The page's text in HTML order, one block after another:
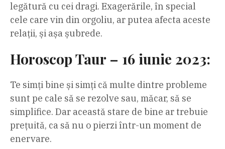
legătură cu cei dragi. Exagerările, în special
cele care vin din orgoliu, ar putea afecta aceste
relații, și așa șubrede.
Horoscop Taur – 16 iunie 2023:
Te simți bine și simți că multe dintre probleme
sunt pe cale să se rezolve sau, măcar, să se
simplifice. Dar această stare de bine ar trebuie
prețuită, ca să nu o pierzi într-un moment de
enervare.